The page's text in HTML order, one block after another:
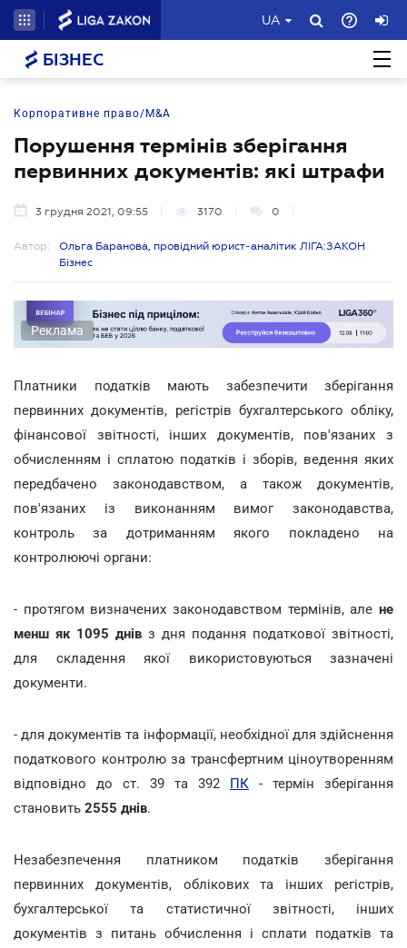
UA
БІЗНЕС
Корпоративне право/M&A
Порушення термінів зберігання
первинних документів: які штрафи
3 грудня 2021, 09:55 3170 0
Автор:
Ольга Баранова, провідний юрист-аналітик ЛІГА:ЗАКОН
Бізнес
Реклама
Платники податків мають забезпечити зберігання
первинних документів, регістрів бухгалтерського обліку,
фінансової звітності, інших документів, пов'язаних з
обчисленням і сплатою податків і зборів, ведення яких
передбачено законодавством, а також документів,
пов'язаних із виконанням вимог законодавства,
контроль за дотриманням якого покладено на
контролюючі органи:
- протягом визначених законодавством термінів, але не
менш як 1095 днів з дня подання податкової звітності,
для складення якої використовуються зазначені
документи.
- для документів та інформації, необхідної для здійснення
податкового контролю за трансфертним ціноутворенням
відповідно до ст. 39 та 392 ПК - термін зберігання
становить 2555 днів.
Незабезпечення платником податків зберігання
первинних документів, облікових та інших регістрів,
бухгалтерської та статистичної звітності, інших
документів з питань обчислення і сплати податків та